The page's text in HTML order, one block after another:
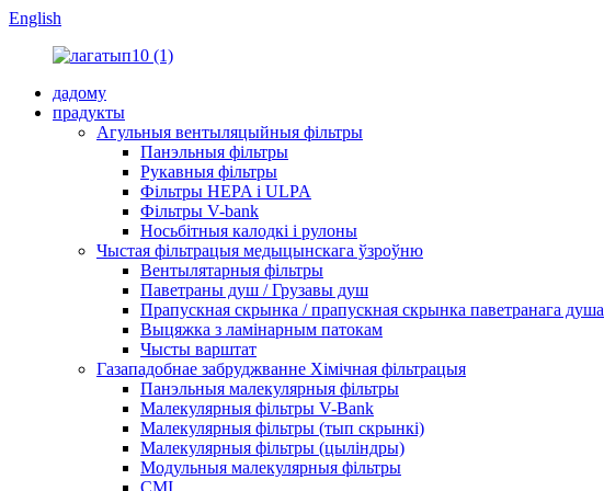
English
дадому
прадукты
Агульныя вентыляцыйныя фільтры
Панэльныя фільтры
Рукавныя фільтры
Фільтры HEPA і ULPA
Фільтры V-bank
Носьбітныя калодкі і рулоны
Чыстая фільтрацыя медыцынскага ўзроўню
Вентылятарныя фільтры
Паветраны душ / Грузавы душ
Прапускная скрынка / прапускная скрынка паветранага душа
Выцяжка з ламінарным патокам
Чысты варштат
Газападобнае забруджванне Хімічная фільтрацыя
Панэльныя малекулярныя фільтры
Малекулярныя фільтры V-Bank
Малекулярныя фільтры (тып скрынкі)
Малекулярныя фільтры (цыліндры)
Модульныя малекулярныя фільтры
СМІ